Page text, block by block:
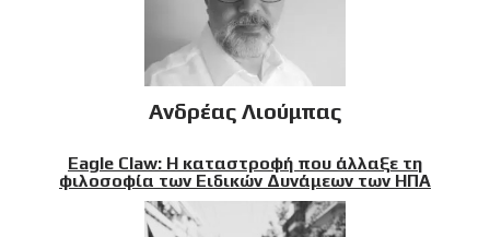
Ανδρέας Λιούμπας
Eagle Claw: Η καταστροφή που άλλαξε τη
φιλοσοφία των Ειδικών Δυνάμεων των ΗΠΑ